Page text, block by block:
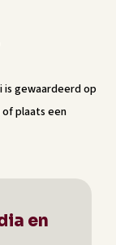
is gewaardeerd op
ofplaats een
en